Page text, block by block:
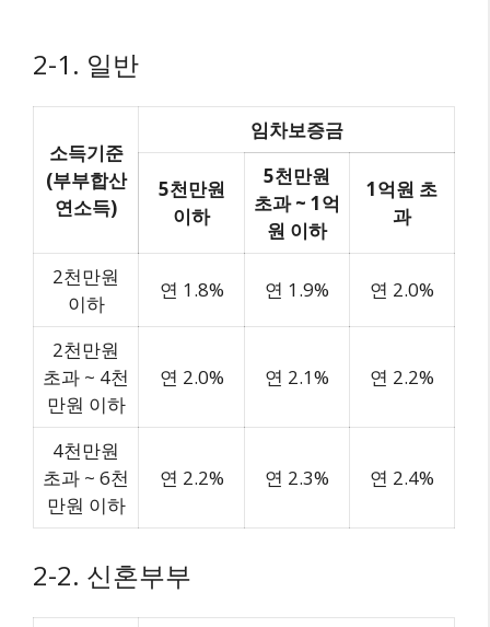
2-1. 일반
소득기준
(부부합산
연소득)
임차보증금
5천만원
이하
5천만원
초과 ~ 1억
원 이하
1억원 초
과
2천만원
이하
연 1.8% 연 1.9% 연 2.0%
2천만원
초과 ~ 4천
만원 이하
연 2.0% 연 2.1% 연 2.2%
4천만원
초과 ~ 6천
만원 이하
연 2.2% 연 2.3% 연 2.4%
2-2. 신혼부부